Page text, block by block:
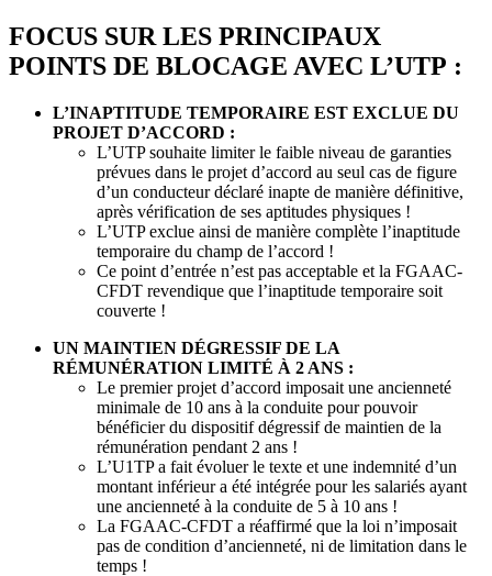
FOCUS SUR LES PRINCIPAUX
POINTS DE BLOCAGE AVEC L’UTP :
L’INAPTITUDE TEMPORAIRE EST EXCLUE DU
PROJET D’ACCORD :
L’UTP souhaite limiter le faible niveau de garanties
prévues dans le projet d’accord au seul cas de figure
d’un conducteur déclaré inapte de manière définitive,
après vérification de ses aptitudes physiques !
L’UTP exclue ainsi de manière complète l’inaptitude
temporaire du champ de l’accord !
Ce point d’entrée n’est pas acceptable et la FGAAC-
CFDT revendique que l’inaptitude temporaire soit
couverte !
UN MAINTIEN DÉGRESSIF DE LA
RÉMUNÉRATION LIMITÉ À 2 ANS :
Le premier projet d’accord imposait une ancienneté
minimale de 10 ans à la conduite pour pouvoir
bénéficier du dispositif dégressif de maintien de la
rémunération pendant 2 ans !
L’U1TP a fait évoluer le texte et une indemnité d’un
montant inférieur a été intégrée pour les salariés ayant
une ancienneté à la conduite de 5 à 10 ans !
La FGAAC-CFDT a réaffirmé que la loi n’imposait
pas de condition d’ancienneté, ni de limitation dans le
temps !